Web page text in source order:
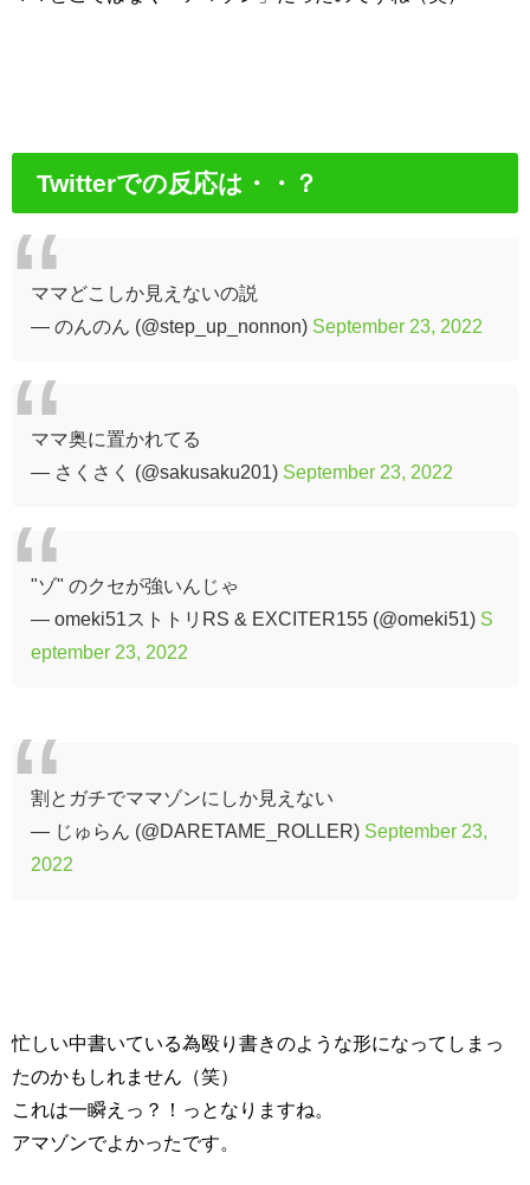
Twitterでの反応は・・？
ママどこしか見えないの説
— のんのん (@step_up_nonnon) September 23, 2022
ママ奥に置かれてる
— さくさく (@sakusaku201) September 23, 2022
"ゾ" のクセが強いんじゃ
— omeki51ストトリRS & EXCITER155 (@omeki51) S
eptember 23, 2022
割とガチでママゾンにしか見えない
— じゅらん (@DARETAME_ROLLER) September 23,
2022
忙しい中書いている為殴り書きのような形になってしまっ
たのかもしれません（笑）
これは一瞬えっ？！っとなりますね。
アマゾンでよかったです。